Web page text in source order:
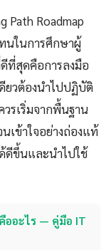
Path Roadmap
นในการศึกษาผู้
ที่สุดคือการลงมือ
ยวต้องนำไปปฏิบัติ
รเริ่มจากพื้นฐาน
ข้าใจอย่างถ่องแท้
ดีขึ้นและนำไปใช้
ออะไร — คู่มือ IT